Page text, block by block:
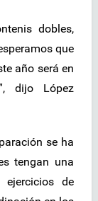
dobles,
que
año será en
dijo López
se ha
tengan una
de